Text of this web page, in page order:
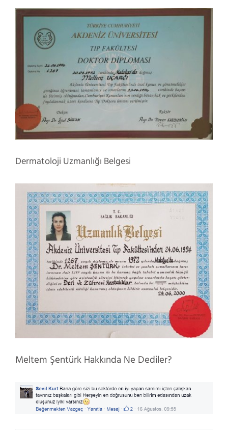
Dermatoloji Uzmanlığı Belgesi
Meltem Şentürk Hakkında Ne Dediler?